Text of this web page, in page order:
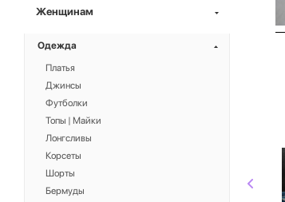
Женщинам
Одежда
Платья
Джинсы
Футболки
Топы | Майки
Лонгсливы
Корсеты
Шорты
Бермуды